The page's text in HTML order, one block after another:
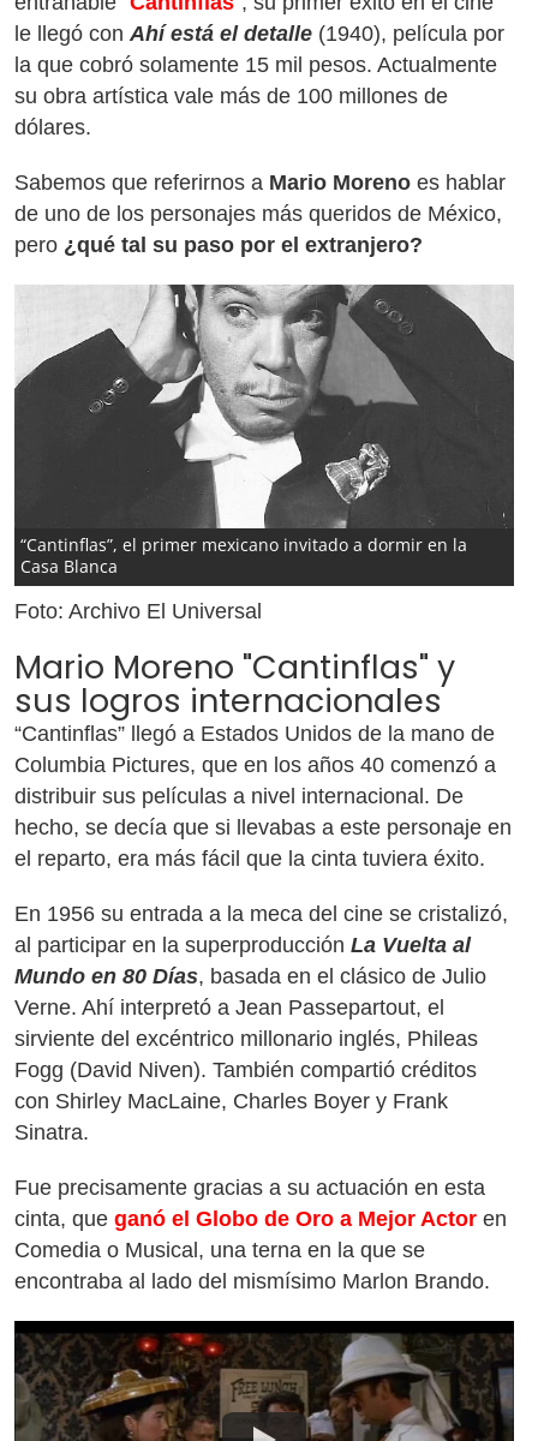
le llegó conAhí está el detalle (1940), película por
la que cobró solamente 15 mil pesos. Actualmente
su obra artística vale más de 100 millones de
dólares.
Sabemos que referirnos a Mario Moreno es hablar
de uno de los personajes más queridos de México,
pero ¿qué tal su paso por el extranjero?
“Cantinflas”, el primer mexicano invitado a dormir en la
Casa Blanca
Foto: Archivo El Universal
Mario Moreno "Cantinflas" y
sus logros internacionales
“Cantinflas” llegó a Estados Unidos de la mano de
Columbia Pictures, que en los años 40 comenzó a
distribuir sus películas a nivel internacional. De
hecho, se decía que si llevabas a este personaje en
el reparto, era más fácil que la cinta tuviera éxito.
En 1956 su entrada a la meca del cine se cristalizó,
al participar en la superproducción La Vuelta al
Mundo en 80 Días, basada en el clásico de Julio
Verne. Ahí interpretó a Jean Passepartout, el
sirviente del excéntrico millonario inglés, Phileas
Fogg (David Niven). También compartió créditos
con Shirley MacLaine, Charles Boyer y Frank
Sinatra.
Fue precisamente gracias a su actuación en esta
cinta, que ganó el Globo de Oro a Mejor Actor en
Comedia o Musical, una terna en la que se
encontraba al lado del mismísimo Marlon Brando.